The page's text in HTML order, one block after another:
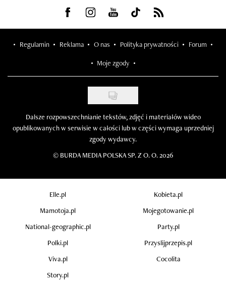
Visit us on Facebook
Visit us on Instagram
Visit us on Youtube
Visit us on Tiktok
Visit us on Rss
Regulamin Reklama O nas Polityka prywatności Forum
Moje zgody
Dalsze rozpowszechnianie tekstów, zdjęć i materiałów wideo
opublikowanych w serwisie w całości lub w części wymaga uprzedniej
zgody wydawcy.
© BURDA MEDIA POLSKA SP. Z O. O. 2026
Elle.pl
Kobieta.pl
Mamotoja.pl
Mojegotowanie.pl
National-geographic.pl
Party.pl
Polki.pl
Przyslijprzepis.pl
Viva.pl
Cocolita
Story.pl